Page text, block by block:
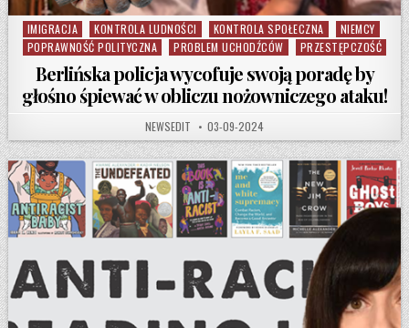
Posted in
IMIGRACJA KONTROLA LUDNOŚCI KONTROLA SPOŁECZNA
NIEMCY
POPRAWNOŚĆ POLITYCZNA
PROBLEM UCHODŹCÓW PRZESTĘPCZOŚĆ
Berlińska policja wycofuje swoją poradę by
głośno śpiewać w obliczu nożowniczego ataku!
AUTHOR:
NEWSEDIT PUBLISHED DATE:
03-09-2024